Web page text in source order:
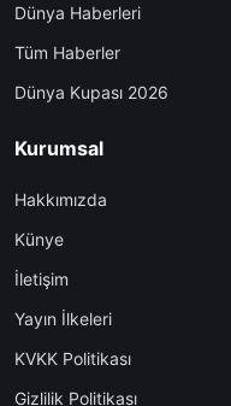
Dünya Haberleri
Tüm Haberler
Dünya Kupası 2026
Kurumsal
Hakkımızda
Künye
İletişim
Yayın İlkeleri
KVKK Politikası
Gizlilik Politikası